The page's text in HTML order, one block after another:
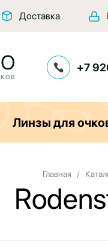
Доставка
+7
Линзы для
Главная /